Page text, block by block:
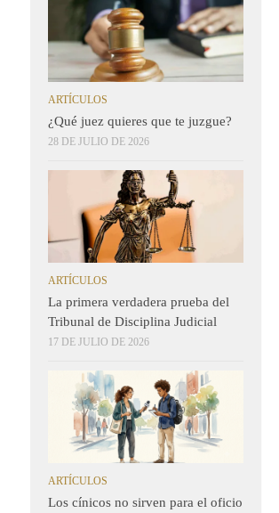
ARTÍCULOS
¿Qué juez quieres que te juzgue?
28 DE JULIO DE 2026
ARTÍCULOS
La primera verdadera prueba del
Tribunal de Disciplina Judicial
17 DE JULIO DE 2026
ARTÍCULOS
Los cínicos no sirven para el oficio